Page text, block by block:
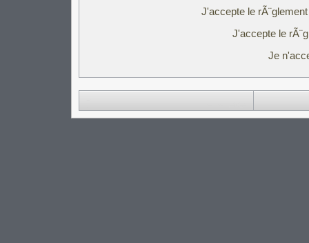
J'accepte le
J'accepte le
Je